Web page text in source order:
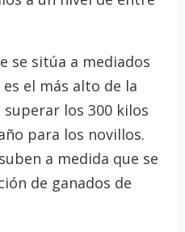
se sitúa a mediados
el más alto de la
los 300 kilos
para los novillos.
a medida que se
de ganados de